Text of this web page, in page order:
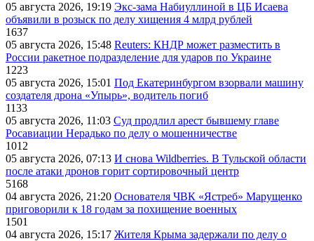
05 августа 2026, 19:19 Экс-зама Набиуллиной в ЦБ Исаева
объявили в розыск по делу хищения 4 млрд рублей
1637
05 августа 2026, 15:48 Reuters: КНДР может разместить в
России ракетное подразделение для ударов по Украине
1223
05 августа 2026, 15:01 Под Екатеринбургом взорвали машину
создателя дрона «Упырь», водитель погиб
1133
05 августа 2026, 11:03 Суд продлил арест бывшему главе
Росавиации Нерадько по делу о мошенничестве
1012
05 августа 2026, 07:13 И снова Wildberries. В Тульской области
после атаки дронов горит сортировочный центр
5168
04 августа 2026, 21:20 Основателя ЧВК «Ястреб» Марущенко
приговорили к 18 годам за похищение военных
1501
04 августа 2026, 15:17 Жителя Крыма задержали по делу о